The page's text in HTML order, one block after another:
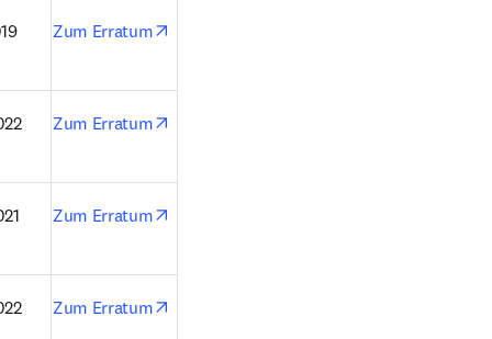
Zum Erratum
Zum Erratum
Zum Erratum
Zum Erratum